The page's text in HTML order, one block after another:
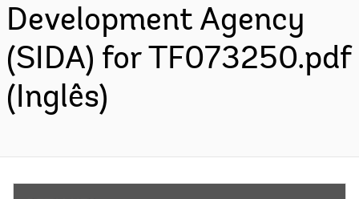
Development Agency
(SIDA) for TF073250.pdf
(Inglês)